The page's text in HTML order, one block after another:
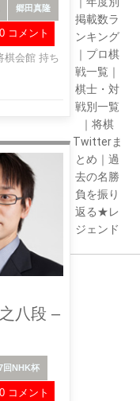
郷田真隆
0 コメント
棋会館 持ち
八段 –
回NHK杯
0 コメント
掲載数ラ
ンキング
｜ プロ棋
戦一覧 ｜
棋士・対
戦別一覧
｜ 将棋
Twitterま
とめ ｜ 過
去の名勝
負を振り
返る★レ
ジェンド